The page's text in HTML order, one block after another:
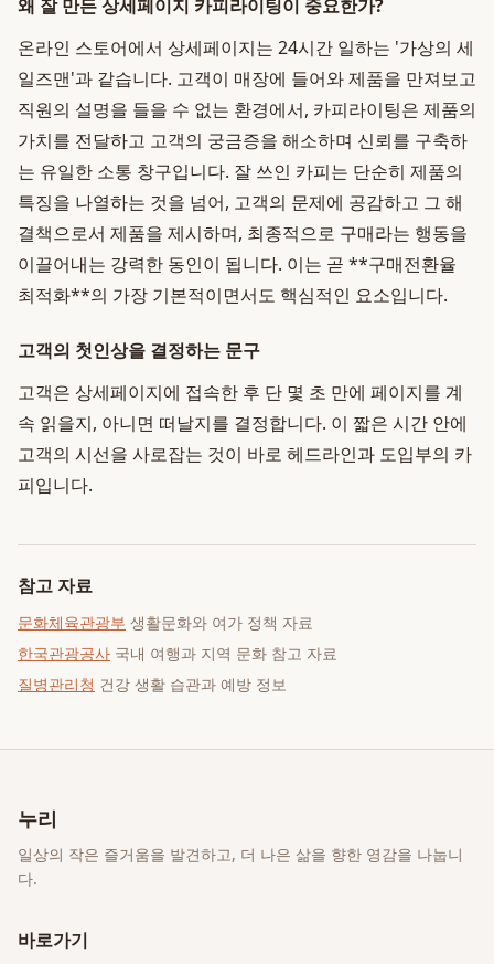
왜 잘 만든 상세페이지 카피라이팅이 중요한가?
온라인 스토어에서 상세페이지는 24시간 일하는 '가상의 세
일즈맨'과 같습니다. 고객이 매장에 들어와 제품을 만져보고
직원의 설명을 들을 수 없는 환경에서, 카피라이팅은 제품의
가치를 전달하고 고객의 궁금증을 해소하며 신뢰를 구축하
는 유일한 소통 창구입니다. 잘 쓰인 카피는 단순히 제품의
특징을 나열하는 것을 넘어, 고객의 문제에 공감하고 그 해
결책으로서 제품을 제시하며, 최종적으로 구매라는 행동을
이끌어내는 강력한 동인이 됩니다. 이는 곧 **구매전환율
최적화**의 가장 기본적이면서도 핵심적인 요소입니다.
고객의 첫인상을 결정하는 문구
고객은 상세페이지에 접속한 후 단 몇 초 만에 페이지를 계
속 읽을지, 아니면 떠날지를 결정합니다. 이 짧은 시간 안에
고객의 시선을 사로잡는 것이 바로 헤드라인과 도입부의 카
피입니다.
참고 자료
문화체육관광부 생활문화와 여가 정책 자료
한국관광공사 국내 여행과 지역 문화 참고 자료
질병관리청 건강 생활 습관과 예방 정보
누리
일상의 작은 즐거움을 발견하고, 더 나은 삶을 향한 영감을 나눕니
다.
바로가기